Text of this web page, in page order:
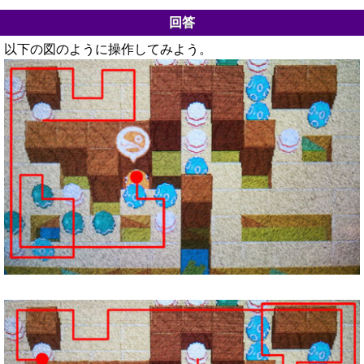
回答
以下の図のように操作してみよう。